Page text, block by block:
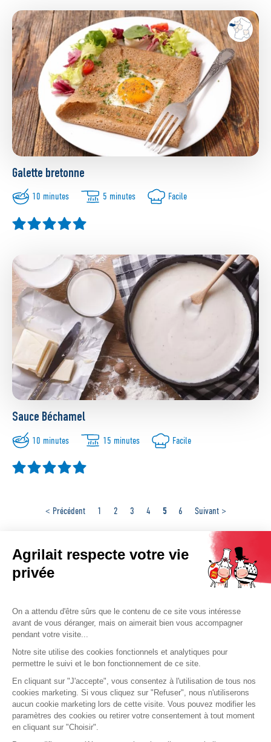
Agrilait respecte votre vie
privée
On a attendu d'être sûrs que le contenu de ce site vous intéresse
avant de vous déranger, mais on aimerait bien vous accompagner
pendant votre visite...
Notre site utilise des cookies fonctionnels et analytiques pour
permettre le suivi et le bon fonctionnement de ce site.
En cliquant sur "J'accepte", vous consentez à l'utilisation de tous nos
cookies marketing. Si vous cliquez sur "Refuser", nous n'utiliserons
aucun cookie marketing lors de cette visite. Vous pouvez modifier les
paramètres des cookies ou retirer votre consentement à tout moment
en cliquant sur "Choisir".
Galette bretonne
10 minutes 5 minutes Facile
Sauce Béchamel
10 minutes 15 minutes Facile
< Précédent 1 2 3 4 5 6 Suivant >
sociaux
Nos astuces
Foire aux questions
Nous contacter
Où trouver nos produits ?